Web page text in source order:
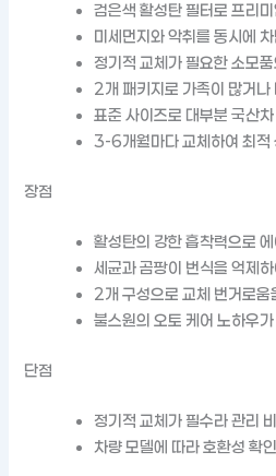
검은색 활성탄 필터로 프리
미세먼지와 악취를 동시에
정기적 교체가 필요한 소모품
2개 패키지로 가족이 많거나
표준 사이즈로 대부분 국산
3-6개월마다 교체하여 최적
장점
활성탄의 강한 흡착력으로
세균과 곰팡이 번식을 억제
2개 구성으로 교체 번거로움
불스원의 오토 케어 노하우
단점
정기적 교체가 필수라 관리
차량 모델에 따라 호환성 확